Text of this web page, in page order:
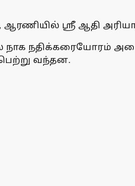
ஸ்ரீ ஆதி
நதிக்கரையோரம்
வந்தன.